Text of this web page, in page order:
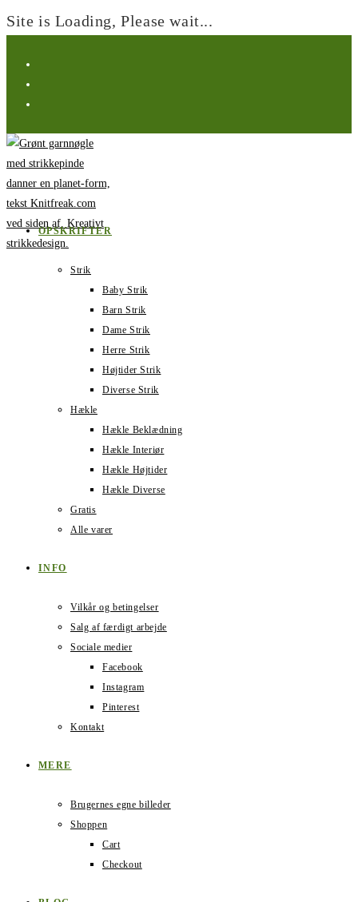
Site is Loading, Please wait...
indhold
OPSKRIFTER
Strik
Baby Strik
Barn Strik
Dame Strik
Herre Strik
Højtider Strik
Diverse Strik
Hækle
Hækle Beklædning
Hækle Interiør
Hækle Højtider
Hækle Diverse
Gratis
Alle varer
INFO
Vilkår og betingelser
Salg af færdigt arbejde
Sociale medier
Facebook
Instagram
Pinterest
Kontakt
MERE
Brugernes egne billeder
Shoppen
Cart
Checkout